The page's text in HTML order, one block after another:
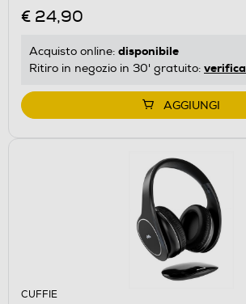
€ 24,90
Acquisto online: disponibile
Ritiro in negozio in 30' gratuito: verifica
AGGIUNGI
CUFFIE